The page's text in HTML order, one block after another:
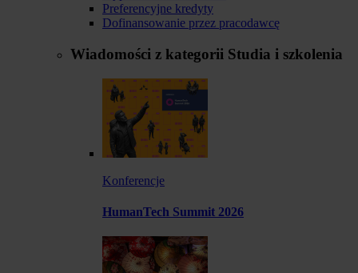
Preferencyjne kredyty
Dofinansowanie przez pracodawcę
Wiadomości z kategorii Studia i szkolenia
Konferencje
HumanTech Summit 2026